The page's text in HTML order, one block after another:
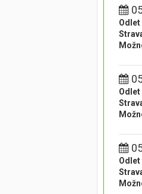
Odlet
Odlet
Odlet